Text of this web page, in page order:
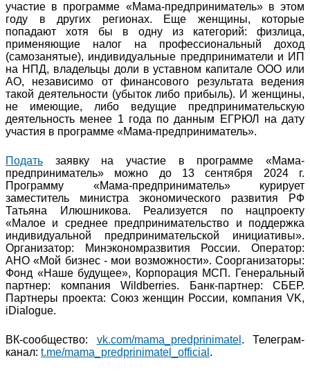
участие в программе «Мама-предприниматель» в этом
году в других регионах. Еще женщины, которые
попадают хотя бы в одну из категорий: физлица,
применяющие налог на профессиональный доход
(самозанятые), индивидуальные предприниматели и ИП
на НПД, владельцы доли в уставном капитале ООО или
АО, независимо от финансового результата ведения
такой деятельности (убыток либо прибыль). И женщины,
не имеющие, либо ведущие предпринимательскую
деятельность менее 1 года по данным ЕГРЮЛ на дату
участия в программе «Мама-предприниматель».
Подать заявку на участие в программе «Мама-
предприниматель» можно до 13 сентября 2024 г.
Программу «Мама-предприниматель» курирует
заместитель министра экономического развития РФ
Татьяна Илюшникова. Реализуется по нацпроекту
«Малое и среднее предпринимательство и поддержка
индивидуальной предпринимательской инициативы».
Организатор: Минэкономразвития России. Оператор:
АНО «Мой бизнес - мои возможности». Соорганизаторы:
Фонд «Наше будущее», Корпорация МСП. Генеральный
партнер: компания Wildberries. Банк-партнер: СБЕР.
Партнеры проекта: Союз женщин России, компания VK,
iDialogue.
ВК-сообщество: vk.com/mama_predprinimatel . Телеграм-
канал: t.me/mama_predprinimatel_official .